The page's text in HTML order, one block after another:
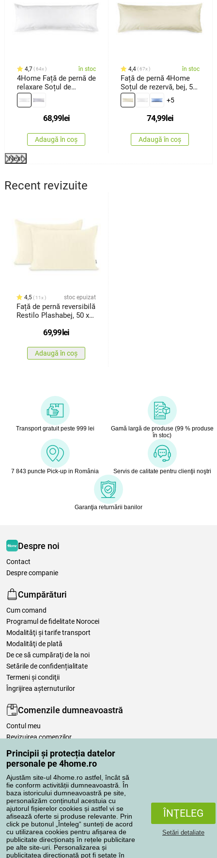
Principii și protecția datelor
personale pe 4home.ro
Ajustăm site-ul 4home.ro astfel, încât să
fie conform activității dumneavoastră. În
baza istoricului dumneavoastră pe site,
personalizăm conținutul acestuia cu
ajutorul fișierelor cookies și astfel vi se
afisează oferte si produse relevante. Prin
click pe butonul „Înteleg“ sunteți de acord
cu utilizarea cookies pentru afișarea de
publicitate direcționatș în rețele publicitare
pe alte site-uri. Personalizarea și
publicitatea direcționată pot fi setate în
ÎNŢELEG
Setări detaliate
4,7 64x în stoc
4Home Față de pernă de
relaxare Soțul de
rezervă albă, 45 x 120
cm
68,99 lei
Adaugă în coș
4,4 67x în stoc
Față de pernă 4Home
Soțul de rezervă, bej, 50
x 150 cm
+5
74,99 lei
Adaugă în coș
Next
Recent revizuite
4,5 11x stoc epuizat
Față de pernă reversibilă
Restilo Plashabej, 50 x
69,99lei
Adaugă în coș
Transport gratuit peste 999 lei
Gamă largă de produse (99 % produse
în stoc)
7 843 puncte Pick-up in România Servis de calitate pentru clienţii noştri
Garanţia returnării banilor
Despre noi
Contact
Despre companie
Cumpărături
Cum comand
Programul de fidelitate Norocei
Modalităţi şi tarife transport
Modalităţi de plată
De ce să cumpăraţi de la noi
Setările de confidențialitate
Termeni şi condiţii
Îngrijirea așternuturilor
Comenzile dumneavoastră
Contul meu
Revizuirea comenzilor
Reclamaţii
Retragere de la contract
Regulile de procesare a recenziilor
Metode de transport
Metode de plată